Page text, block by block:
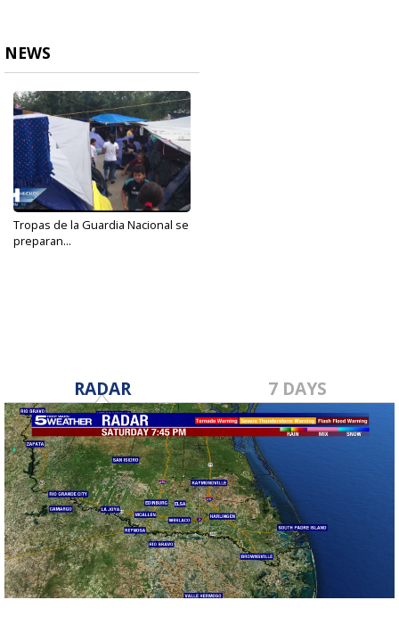
NEWS
Tropas de la Guardia Nacional se
preparan...
RADAR 7 DAYS